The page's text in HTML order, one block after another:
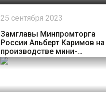
25 сентября 2023
Замглавы Минпромторга
России Альберт Каримов на
производстве мини-
погрузчиков ЧЕТРА МКСМ |
Саранск